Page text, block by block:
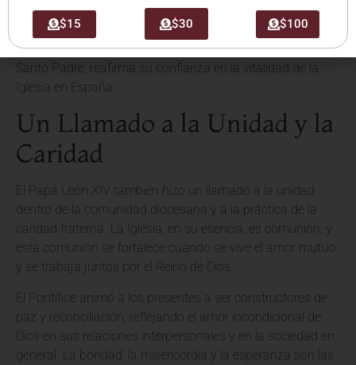
sacramental y la formación en la doctrina de la Iglesia
como pilares para sostener y alimentar la misión
evangelizadora. El Vaticano, a través de las palabras del
Santo Padre, reafirma su confianza en la vitalidad de la
Iglesia en España.
Un Llamado a la Unidad y la
Caridad
El Papa León XIV también hizo un llamado a la unidad
dentro de la comunidad diocesana y a la práctica de la
caridad fraterna. La Iglesia, en su esencia, es comunión, y
esta comunión se fortalece cuando se vive el amor mutuo
y se trabaja juntos por el Reino de Dios.
El Pontífice animó a los presentes a ser constructores de
paz y reconciliación, reflejando el amor incondicional de
Dios en sus relaciones interpersonales y en la sociedad en
general. La bondad, la misericordia y la esperanza son las
$15 $30 $100